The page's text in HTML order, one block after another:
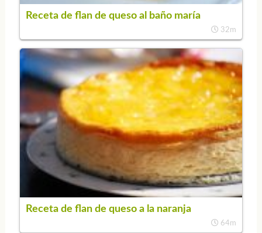
Receta de flan de queso al baño maría
32m
Receta de flan de queso a la naranja
64m